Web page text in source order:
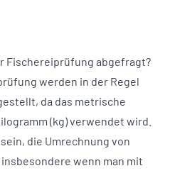
Fischereiprüfung abgefragt?
werden in der Regel
da das metrische
(kg) verwendet wird.
die Umrechnung von
insbesondere wenn man mit